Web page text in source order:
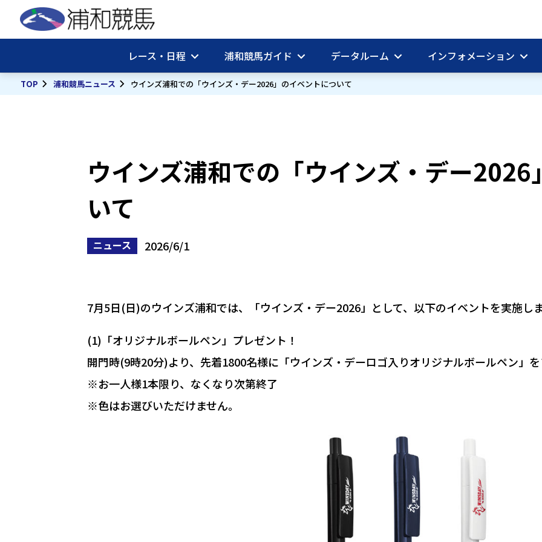
レース・日程 浦和競馬ガイド データルーム インフォメーション
TOP 浦和競馬ニュース ウインズ浦和での「ウインズ・デー2026」のイベントについて
ウインズ浦和での「ウインズ・デー2026
いて
ニュース 2026/6/1
7月5日(日)のウインズ浦和では、「ウインズ・デー2026」として、以下のイベントを実施しま
(1)「オリジナルボールペン」プレゼント！
開門時(9時20分)より、先着1800名様に「ウインズ・デーロゴ入りオリジナルボールペン」を
※お一人様1本限り、なくなり次第終了
※色はお選びいただけません。